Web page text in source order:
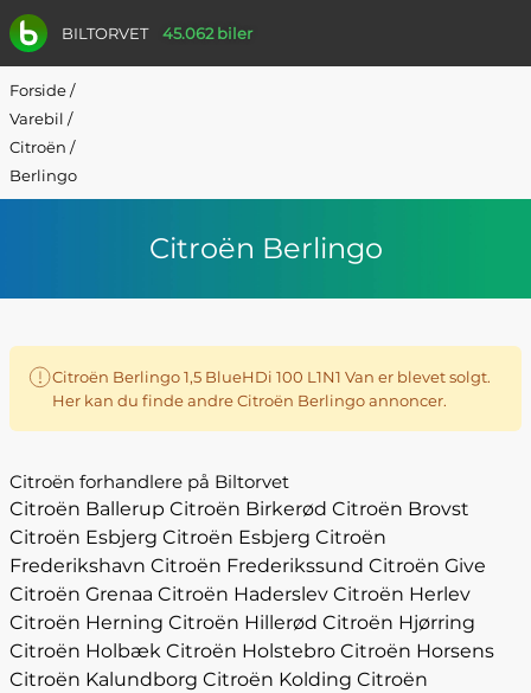
BILTORVET 45.062 biler
Forside/
Varebil /
Citroën /
Berlingo
Citroën Berlingo
Citroën Berlingo 1,5 BlueHDi 100 L1N1 Van er blevet solgt.
Her kan du finde andre Citroën Berlingo annoncer.
Citroën forhandlere på Biltorvet
Citroën Ballerup Citroën Birkerød Citroën Brovst
Citroën Esbjerg Citroën Esbjerg Citroën
Frederikshavn Citroën Frederikssund Citroën Give
Citroën Grenaa Citroën Haderslev Citroën Herlev
Citroën Herning Citroën Hillerød Citroën Hjørring
Citroën Holbæk Citroën Holstebro Citroën Horsens
Citroën Kalundborg Citroën Kolding Citroën